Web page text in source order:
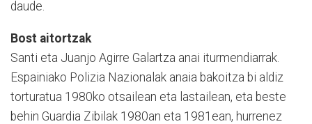
daude.
Bost aitortzak
Santi eta Juanjo Agirre Galartza anai iturmendiarrak.
Espainiako Polizia Nazionalak anaia bakoitza bi aldiz
torturatua 1980ko otsailean eta lastailean, eta beste
behin Guardia Zibilak 1980an eta 1981ean, hurrenez